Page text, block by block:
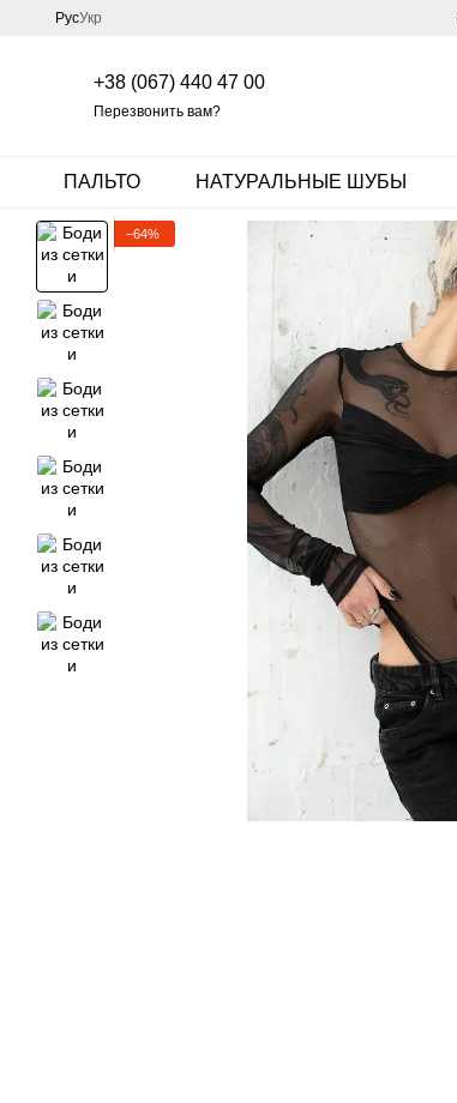
Перейти к основному контенту
РусУкр
+38 (067) 440 47 00
Перезвонить вам?
ПАЛЬТО НАТУРАЛЬНЫЕ ШУБЫ
−64%